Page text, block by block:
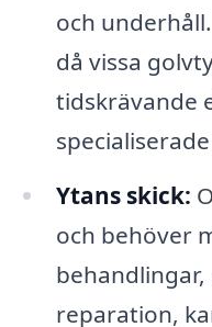
och
då vissa
tidskrävande
Ytans skick:
och behöver
reparation,